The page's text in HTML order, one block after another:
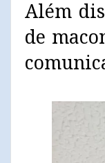
Além
de